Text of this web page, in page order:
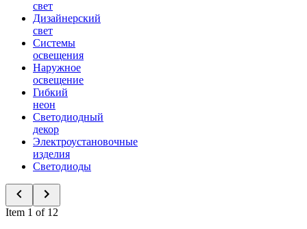
свет
Дизайнерский
свет
Системы
освещения
Наружное
освещение
Гибкий
неон
Светодиодный
декор
Электроустановочные
изделия
Светодиоды
Item 1 of 12